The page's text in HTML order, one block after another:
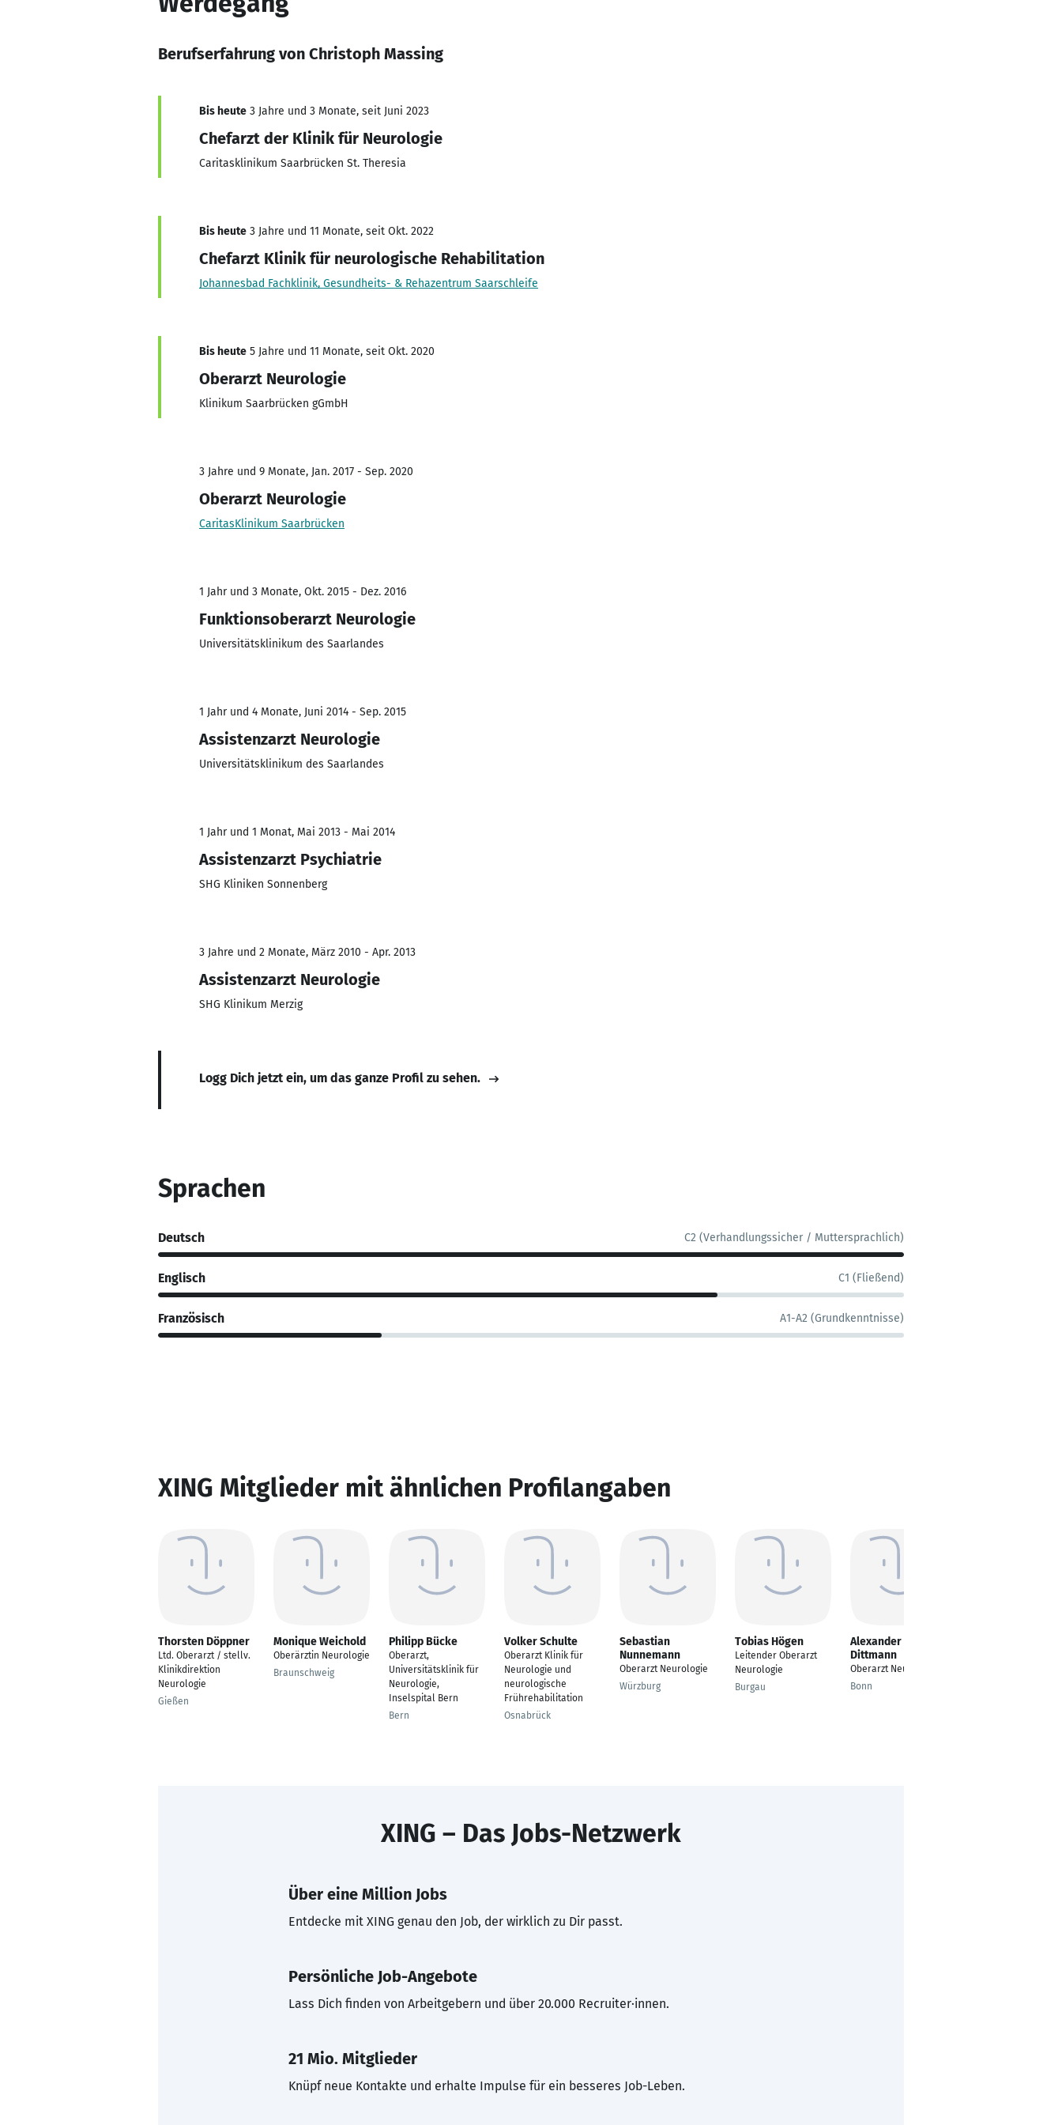
Berufserfahrung von Christoph Massing
Bis heute 3 Jahre und 3 Monate, seit Juni 2023
Chefarzt der Klinik für Neurologie
Caritasklinikum Saarbrücken St. Theresia
Bis heute 3 Jahre und 11 Monate, seit Okt. 2022
Chefarzt Klinik für neurologische Rehabilitation
Johannesbad Fachklinik, Gesundheits- & Rehazentrum Saarschleife
Bis heute 5 Jahre und 11 Monate, seit Okt. 2020
Oberarzt Neurologie
Klinikum Saarbrücken gGmbH
3 Jahre und 9 Monate, Jan. 2017 - Sep. 2020
Oberarzt Neurologie
CaritasKlinikum Saarbrücken
1 Jahr und 3 Monate, Okt. 2015 - Dez. 2016
Funktionsoberarzt Neurologie
Universitätsklinikum des Saarlandes
1 Jahr und 4 Monate, Juni 2014 - Sep. 2015
Assistenzarzt Neurologie
Universitätsklinikum des Saarlandes
1 Jahr und 1 Monat, Mai 2013 - Mai 2014
Assistenzarzt Psychiatrie
SHG Kliniken Sonnenberg
3 Jahre und 2 Monate, März 2010 - Apr. 2013
Assistenzarzt Neurologie
SHG Klinikum Merzig
Logg Dich jetzt ein, um das ganze Profil zu sehen.
Sprachen
Deutsch C2 (Verhandlungssicher / Muttersprachlich)
Englisch C1 (Fließend)
Französisch A1-A2 (Grundkenntnisse)
XING Mitglieder mit ähnlichen Profilangaben
Thorsten Döppner
Ltd. Oberarzt / stellv.
Klinikdirektion
Neurologie
Gießen
Monique Weichold
Oberärztin Neurologie
Braunschweig
Philipp Bücke
Oberarzt,
Universitätsklinik für
Neurologie,
Inselspital Bern
Bern
Volker Schulte
Oberarzt Klinik für
Neurologie und
neurologische
Frührehabilitation
Osnabrück
Sebastian
Nunnemann
Oberarzt Neurologie
Würzburg
Tobias Högen
Leitender Oberarzt
Neurologie
Burgau
Alexander
Dittmann
Oberarzt Neurologie
Bonn
XING – Das Jobs-Netzwerk
Über eine Million Jobs
Entdecke mit XING genau den Job, der wirklich zu Dir passt.
Persönliche Job-Angebote
Lass Dich finden von Arbeitgebern und über 20.000 Recruiter·innen.
21 Mio. Mitglieder
Knüpf neue Kontakte und erhalte Impulse für ein besseres Job-Leben.